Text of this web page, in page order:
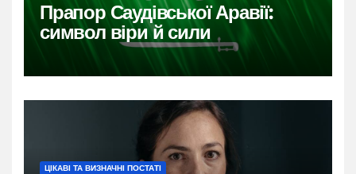
Прапор Саудівської Аравії:
символ віри й сили
ЦІКАВІ ТА ВИЗНАЧНІ ПОСТАТІ